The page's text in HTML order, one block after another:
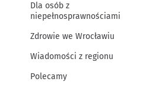
Dla osób z
niepełnosprawnościami
Zdrowie we Wrocławiu
Wiadomości z regionu
Polecamy